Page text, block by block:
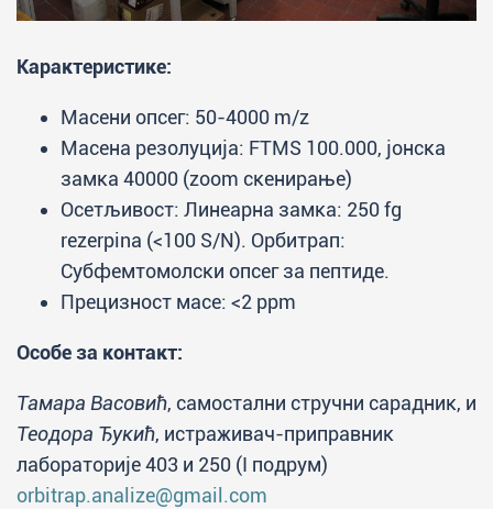
Карактеристике:
Масени опсег: 50-4000 m/z
Масена резолуција: FTMS 100.000, јонска
замка 40000 (zoom скенирање)
Осетљивост: Линеарна замка: 250 fg
rezerpina (<100 S/N). Орбитрап:
Субфемтомолски опсег за пептиде.
Прецизност масе: <2 ppm
Особе за контакт:
Тамара Васовић, самостални стручни сарадник, и
Теодора Ђукић, истраживач-приправник
лабораторије 403 и 250 (I подрум)
orbitrap.analize@gmail.com